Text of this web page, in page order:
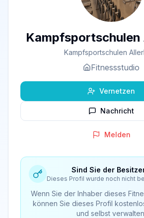
Kampfsportschulen
Kampfsportschulen
Fitnessstudio
Vernetzen
Nachricht
Melden
Sind Sie der
Dieses Profil wurde noch nicht
Wenn Sie der Inhaber dieses
können Sie dieses Profil
und selbst